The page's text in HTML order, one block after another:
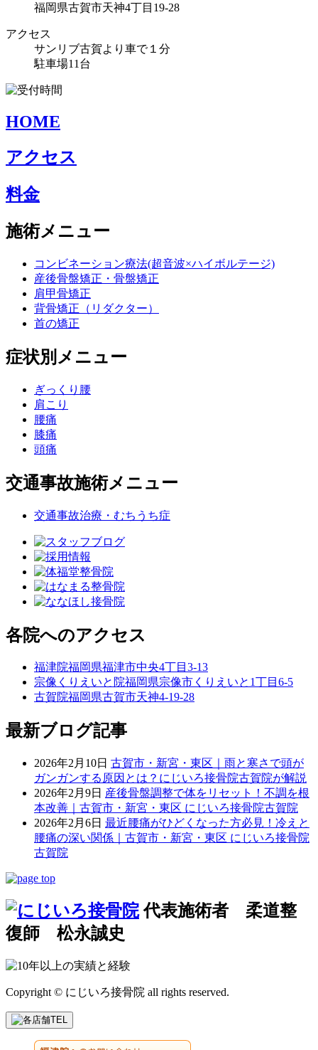
福岡県古賀市天神4丁目19-28
アクセス
サンリブ古賀より車で１分
駐車場11台
HOME
アクセス
料金
施術メニュー
コンビネーション療法(超音波×ハイボルテージ)
産後骨盤矯正・骨盤矯正
肩甲骨矯正
背骨矯正（リダクター）
首の矯正
症状別メニュー
ぎっくり腰
肩こり
腰痛
膝痛
頭痛
交通事故施術メニュー
交通事故治療・むちうち症
各院へのアクセス
福津院福岡県福津市中央4丁目3-13
宗像くりえいと院福岡県宗像市くりえいと1丁目6-5
古賀院福岡県古賀市天神4-19-28
最新ブログ記事
2026年2月10日 古賀市・新宮・東区｜雨と寒さで頭が
ガンガンする原因とは？にじいろ接骨院古賀院が解説
2026年2月9日 産後骨盤調整で体をリセット！不調を根
本改善｜古賀市・新宮・東区 にじいろ接骨院古賀院
2026年2月6日 最近腰痛がひどくなった方必見！冷えと
腰痛の深い関係｜古賀市・新宮・東区 にじいろ接骨院
古賀院
代表施術者 柔道整
復師 松永誠史
Copyright © にじいろ接骨院 all rights reserved.